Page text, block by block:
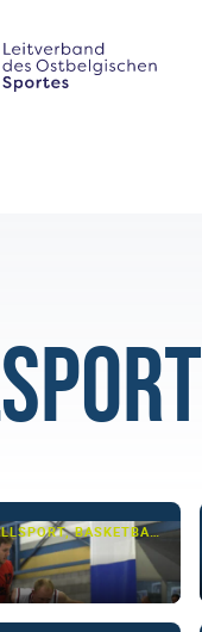
BALLSPORT, BASKETBALL